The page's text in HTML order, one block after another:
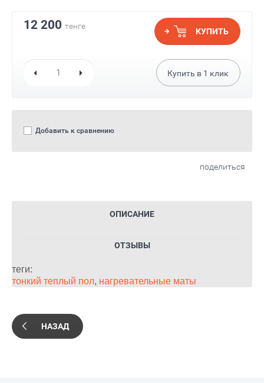
12 200 тенге
КУПИТЬ
Купить в 1 клик
Добавить к сравнению
поделиться
ОПИСАНИЕ
ОТЗЫВЫ
теги:
тонкий теплый пол, нагревательные маты
НАЗАД